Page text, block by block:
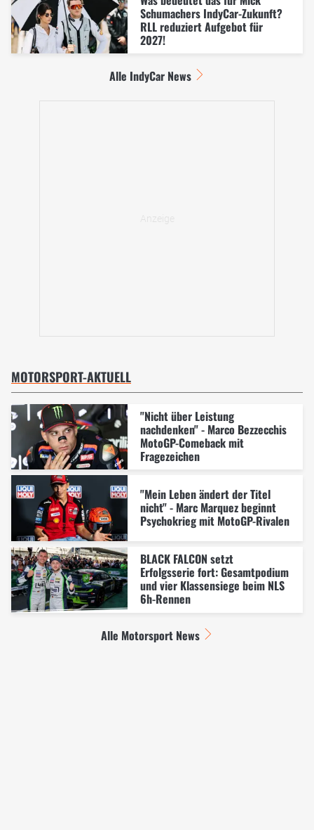
Schumachers IndyCar-Zukunft?
RLL reduziert Aufgebot für
2027!
Alle IndyCar News
MOTORSPORT-AKTUELL
"Nicht über Leistung
nachdenken" - Marco Bezzecchis
MotoGP-Comeback mit
Fragezeichen
"Mein Leben ändert der Titel
nicht" - Marc Marquez beginnt
Psychokrieg mit MotoGP-Rivalen
BLACK FALCON setzt
Erfolgsserie fort: Gesamtpodium
und vier Klassensiege beim NLS
6h-Rennen
Alle Motorsport News